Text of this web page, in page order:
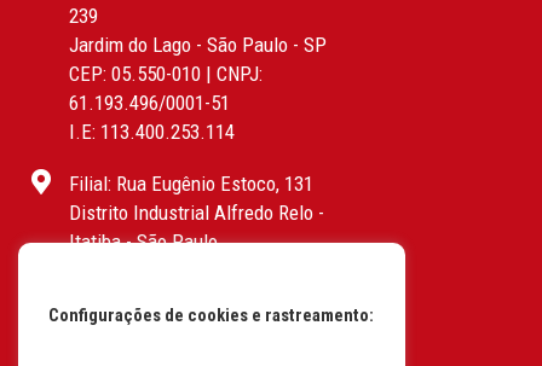
239
Jardim do Lago - São Paulo - SP
CEP: 05.550-010 | CNPJ:
61.193.496/0001-51
I.E: 113.400.253.114
Filial: Rua Eugênio Estoco, 131
Distrito Industrial Alfredo Relo -
Itatiba - São Paulo
I.E: 382.096.357.1147
Configurações de cookies e rastreamento: